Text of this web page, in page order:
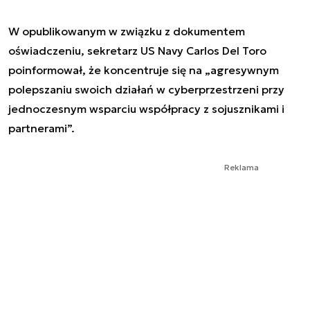
W opublikowanym w związku z dokumentem
oświadczeniu, sekretarz US Navy Carlos Del Toro
poinformował, że koncentruje się na „agresywnym
polepszaniu swoich działań w cyberprzestrzeni przy
jednoczesnym wsparciu współpracy z sojusznikami i
partnerami”.
Reklama